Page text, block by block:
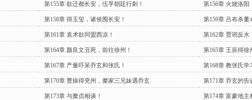
第155章 欲迁都长安，伍孚朝廷行刺！ 第156章 火烧洛阳
第158章 得玉玺，诸侯围长安！ 第159章 吕布杀董
第161章 袁术欲同盟西凉！ 第162章 贾诩反水
第164章 颜良文丑死，前往徐州！ 第165章 王辰得徐
第167章 产量吓呆乔玄和张氏！ 第168章 教张氏学
第170章 曹操得兖州，糜家三兄妹遇乔玄 第171章 乔玄的告
第173章 与糜贞相谈！ 第174章 富豪地主